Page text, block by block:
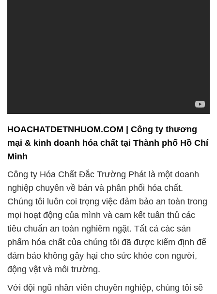
HOACHATDETNHUOM.COM | Công ty thương
mại & kinh doanh hóa chất tại Thành phố Hồ Chí
Minh
Công ty Hóa Chất Đắc Trường Phát là một doanh
nghiệp chuyên về bán và phân phối hóa chất.
Chúng tôi luôn coi trọng việc đảm bảo an toàn trong
mọi hoạt động của mình và cam kết tuân thủ các
tiêu chuẩn an toàn nghiêm ngặt. Tất cả các sản
phẩm hóa chất của chúng tôi đã được kiểm định để
đảm bảo không gây hại cho sức khỏe con người,
động vật và môi trường.
Với đội ngũ nhân viên chuyên nghiệp, chúng tôi sẽ